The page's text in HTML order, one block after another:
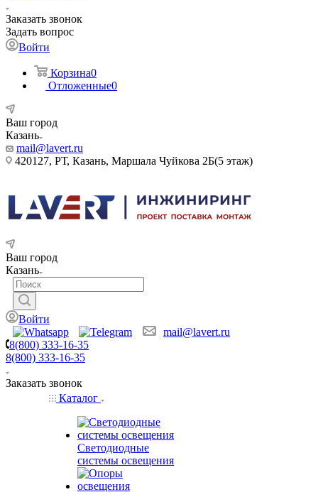
Заказать звонок
Задать вопрос
Войти
Корзина0
Отложенные0
Ваш город
Казань
mail@lavert.ru
420127, РТ, Казань, Маршала Чуйкова 2Б(5 этаж)
Ваш город
Казань
Войти
mail@lavert.ru
8(800) 333-16-35
8(800) 333-16-35
Заказать звонок
Каталог
Светодиодные
системы освещения